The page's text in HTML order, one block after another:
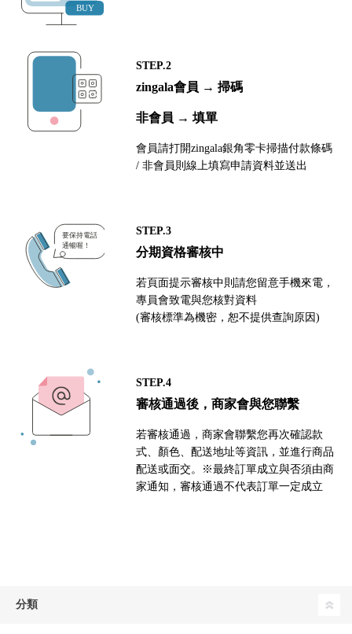
STEP.2
zingala會員 → 掃碼
非會員 → 填單
會員請打開zingala銀角零卡掃描付款條碼
/ 非會員則線上填寫申請資料並送出
STEP.3
分期資格審核中
若頁面提示審核中則請您留意手機來電，
專員會致電與您核對資料
(審核標準為機密，恕不提供查詢原因)
STEP.4
審核通過後，商家會與您聯繫
若審核通過，商家會聯繫您再次確認款
式、顏色、配送地址等資訊，並進行商品
配送或面交。※最終訂單成立與否須由商
家通知，審核通過不代表訂單一定成立
分類